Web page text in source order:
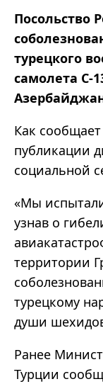
Посольство
турецкого
самолета C-
Как сообщает
публикации
социальной
«Мы
узнав о
территории
турецкому
души
Ранее
Турции